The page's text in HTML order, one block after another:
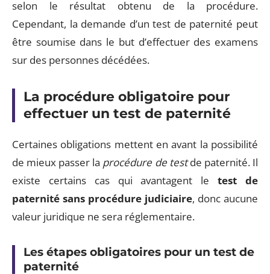
selon le résultat obtenu de la procédure.
Cependant, la demande d’un test de paternité peut
être soumise dans le but d’effectuer des examens
sur des personnes décédées.
La procédure obligatoire pour
effectuer un test de paternité
Certaines obligations mettent en avant la possibilité
de mieux passer la procédure de testde paternité. Il
existe certains cas qui avantagent letest de
paternité sans procédure judiciaire, donc aucune
valeur juridique ne sera réglementaire.
Les étapes obligatoires pour un test de
paternité